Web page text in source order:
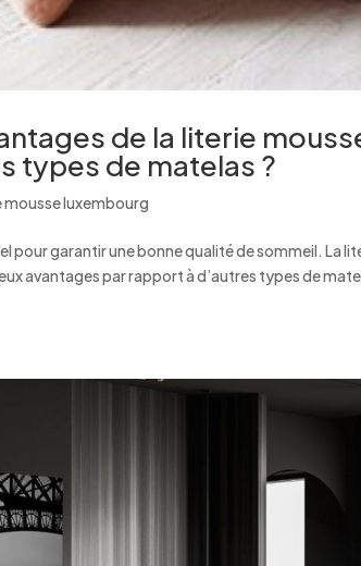
de la literie
types de matelas ?
mousse luxembourg
pour garantir une bonne qualité de sommeil. La
avantages par rapport à d’autres types de